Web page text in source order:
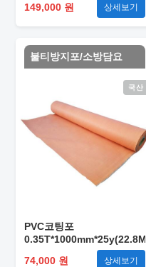
149,000 원
상세보기
불티방지포/소방담요
국산
PVC코팅포
0.35T*1000mm*25y(22.8M)
74,000 원
상세보기